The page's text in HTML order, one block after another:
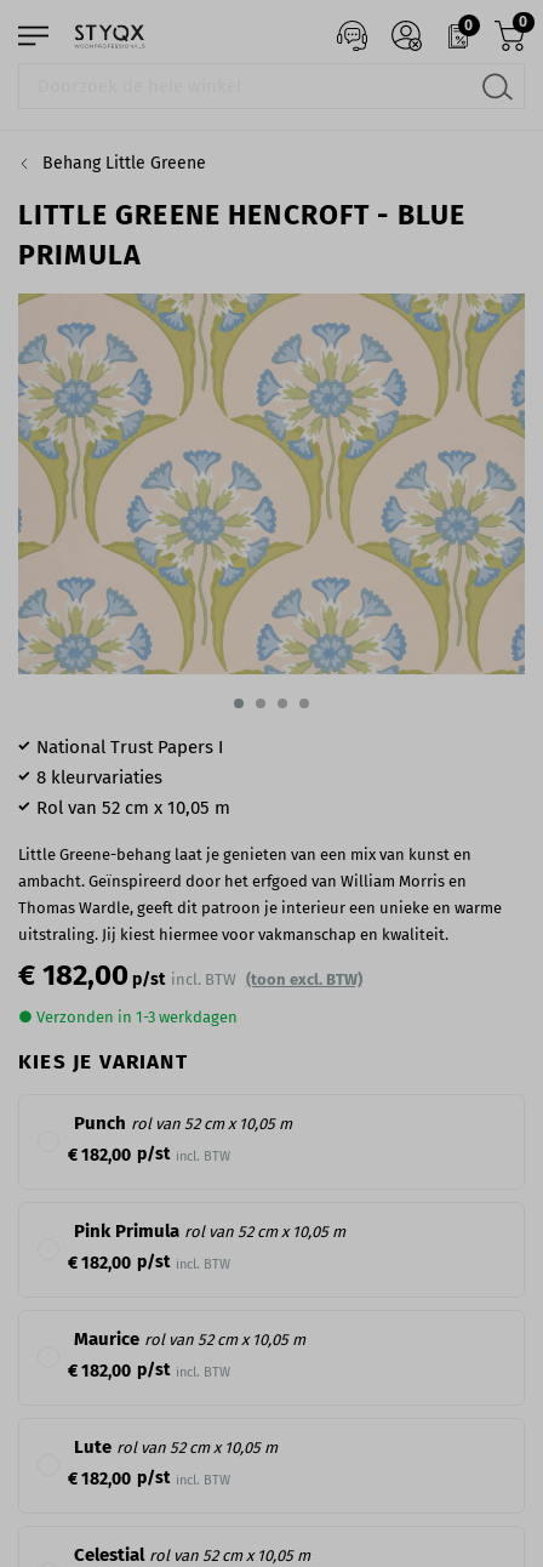
0 0
Behang Little Greene
LITTLE GREENE HENCROFT - BLUE
PRIMULA
€ 182,00p/st incl. BTW (toon excl. BTW)
● Verzonden in 1-3 werkdagen
KIES JE VARIANT
Punch rol van 52 cm x 10,05 m
€ 182,00 p/st incl. BTW
Pink Primula rol van 52 cm x 10,05 m
€ 182,00 p/st incl. BTW
Maurice rol van 52 cm x 10,05 m
€ 182,00 p/st incl. BTW
Lute rol van 52 cm x 10,05 m
€ 182,00 p/st incl. BTW
Celestial rol van 52 cm x 10,05 m
National Trust Papers I
8 kleurvariaties
Rol van 52 cm x 10,05 m
Little Greene-behang laat je genieten van een mix van kunst en
ambacht. Geïnspireerd door het erfgoed van William Morris en
Thomas Wardle, geeft dit patroon je interieur een unieke en warme
uitstraling. Jij kiest hiermee voor vakmanschap en kwaliteit.